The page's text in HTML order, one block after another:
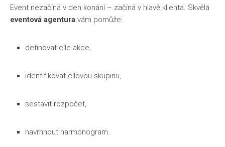
Event nezačíná v den konání – začíná v hlavě klienta. Skvělá
eventová agentura vám pomůže:
definovat cíle akce,
identifikovat cílovou skupinu,
sestavit rozpočet,
navrhnout harmonogram.